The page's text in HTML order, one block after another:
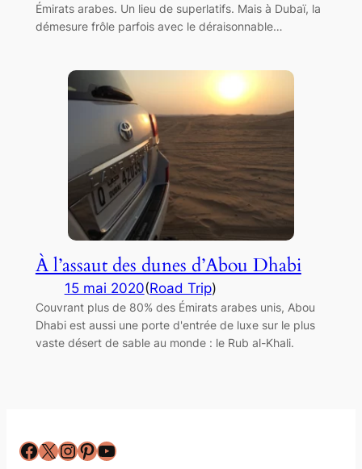
Émirats arabes. Un lieu de superlatifs. Mais à Dubaï, la
démesure frôle parfois avec le déraisonnable…
À l’assaut des dunes d’Abou Dhabi
15 mai 2020(Road Trip)
Couvrant plus de 80% des Émirats arabes unis, Abou
Dhabi est aussi une porte d'entrée de luxe sur le plus
vaste désert de sable au monde : le Rub al-Khali.
Facebook
X Instagram
Pinterest
YouTube